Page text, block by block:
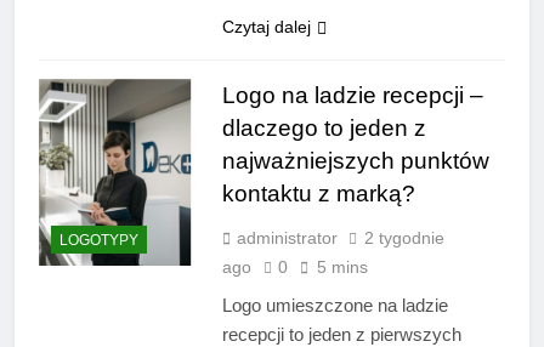
Czytaj dalej
LOGOTYPY
Logo na ladzie recepcji –
dlaczego to jeden z
najważniejszych punktów
kontaktu z marką?
administrator
2 tygodnie
ago
0 5 mins
Logo umieszczone na ladzie
recepcji to jeden z pierwszych